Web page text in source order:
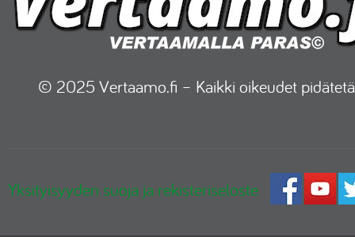
© 2025 Vertaamo.fi – Kaikki oikeudet
Yksityisyyden suoja ja rekisteriseloste